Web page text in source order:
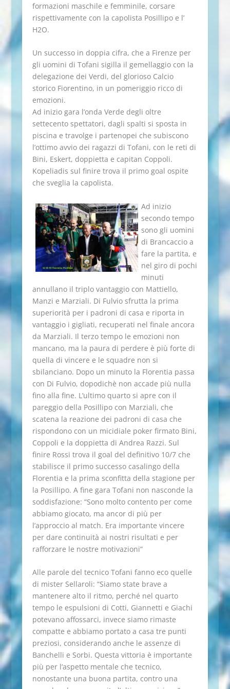
formazioni maschile e femminile, corsare
rispettivamente con la capolista Posillipo e l’
H2O.
Un successo in doppia cifra, che a Firenze per
gli uomini di Tofani sigilla il gemellaggio con la
delegazione dei Verdi, del glorioso Calcio
storico Fiorentino, in un pomeriggio ricco di
emozioni.
Ad inizio gara l’onda Verde degli oltre
settecento spettatori, dagli spalti si sposta in
piscina e travolge i partenopei che subiscono
l’ottimo avvio dei ragazzi di Tofani, con le reti di
Bini, Eskert, doppietta e capitan Coppoli.
Kopeliadis sul finire trova il primo goal ospite
che sveglia la capolista.
Ad inizio
secondo tempo
sono gli uomini
di Brancaccio a
fare la partita, e
nel giro di pochi
minuti
annullano il triplo vantaggio con Mattiello,
Manzi e Marziali. Di Fulvio sfrutta la prima
superiorità per i padroni di casa e riporta in
vantaggio i gigliati, recuperati nel finale ancora
da Marziali. Il terzo tempo le emozioni non
mancano, ma la paura di perdere è più forte di
quella di vincere e le squadre non si
sbilanciano. Dopo un minuto la Florentia passa
con Di Fulvio, dopodichè non accade più nulla
fino alla fine. L’ultimo quarto si apre con il
pareggio della Posillipo con Marziali, che
scatena la reazione dei padroni di casa che
rispondono con un micidiale poker firmato Bini,
Coppoli e la doppietta di Andrea Razzi. Sul
finire Rossi trova il goal del definitivo 10/7 che
stabilisce il primo successo casalingo della
Florentia e la prima sconfitta della stagione per
la Posillipo. A fine gara Tofani non nasconde la
soddisfazione: “Sono molto contento per come
abbiamo giocato, ma ancor di più per
l’approccio al match. Era importante vincere
per dare continuità ai nostri risultati e per
rafforzare le nostre motivazioni”
Alle parole del tecnico Tofani fanno eco quelle
di mister Sellaroli: “Siamo state brave a
mantenere alto il ritmo, perché nel quarto
tempo le espulsioni di Cotti, Giannetti e Giachi
potevano affossarci, invece siamo rimaste
compatte e abbiamo portato a casa tre punti
preziosi, considerando anche le assenze di
Banchelli e Sorbi. Questa vittoria è importante
più per l’aspetto mentale che tecnico,
nonostante una buona partita, contro una